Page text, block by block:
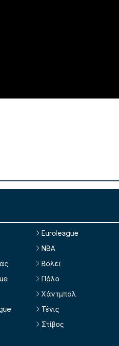
Euroleague
NBA
Βόλεϊ
Πόλο
Χάντμπολ
Τένις
Στίβος